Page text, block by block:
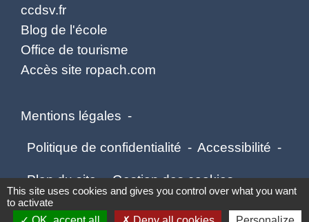
ccdsv.fr
Blog de l'école
Office de tourisme
Accès site ropach.com
Mentions légales -
Politique de confidentialité - Accessibilité -
Plan du site - Gestion des cookies
This site uses cookies and gives you control over what you want
to activate